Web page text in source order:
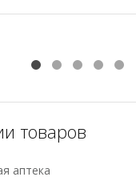
товаров
аптека